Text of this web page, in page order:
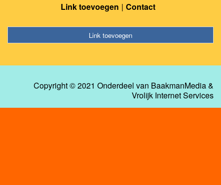
Link toevoegen Contact
Link toevoegen
Copyright © 2021 Onderdeel van BaakmanMedia&
Vrolijk Internet Services